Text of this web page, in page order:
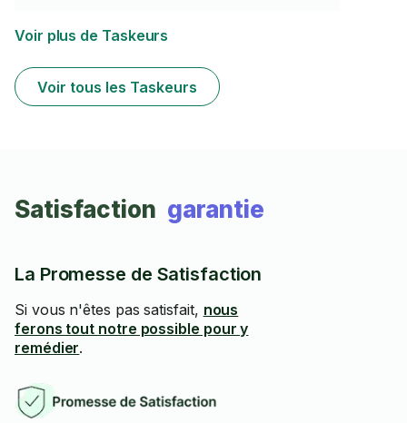
Voir plus de Taskeurs
Voir tous les Taskeurs
Satisfaction garantie
La Promesse de Satisfaction
Si vous n'êtes pas satisfait, nous
ferons tout notre possible pour y
remédier.